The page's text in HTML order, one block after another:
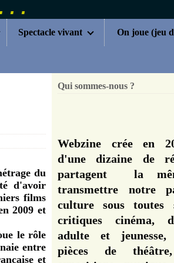
Spectacle vivant
du
d'avoir
films
2009 et
le rôle
entre
et
Qui sommes-nous ?
Webzine crée en
d'une dizaine de
partagent la
transmettre notre
culture sous toutes
critiques cinéma,
adulte et
pièces de